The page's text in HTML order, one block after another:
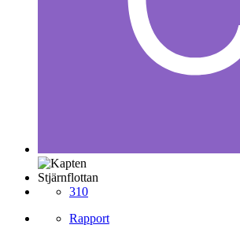
Stjärnflottan
310
Rapport